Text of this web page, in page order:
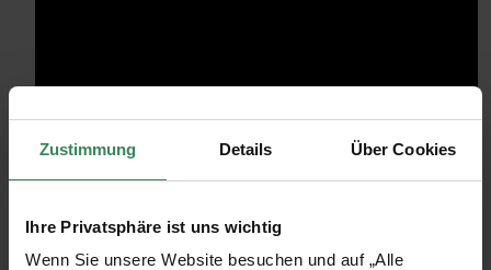
Zustimmung Details Über Cookies
Ihre Privatsphäre ist uns wichtig
Wenn Sie unsere Website besuchen und auf „Alle